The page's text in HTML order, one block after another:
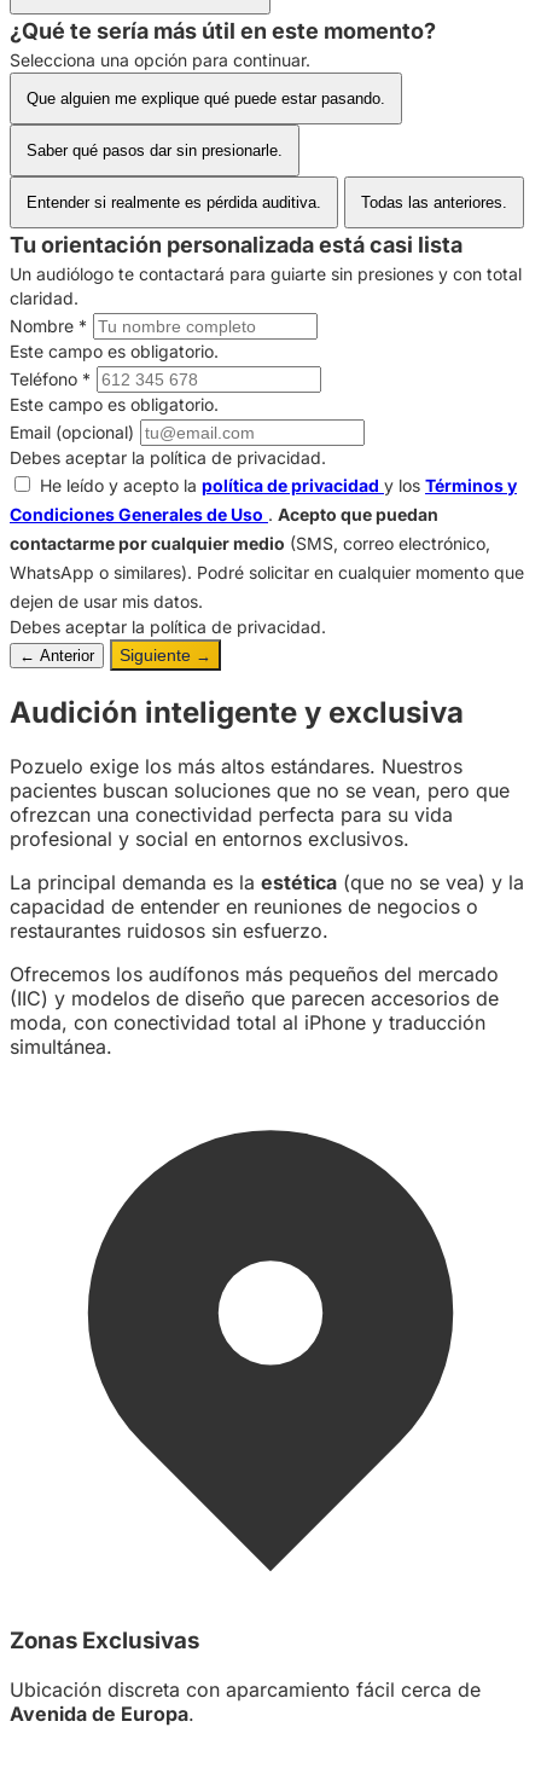
¿Qué te sería más útil en este momento?
Selecciona una opción para continuar.
Que alguien me explique qué puede estar pasando.
Saber qué pasos dar sin presionarle.
Entender si realmente es pérdida auditiva. Todas las anteriores.
Tu orientación personalizada está casi lista
Un audiólogo te contactará para guiarte sin presiones y con total
claridad.
Nombre *
Este campo es obligatorio.
Teléfono *
Este campo es obligatorio.
Email (opcional)
Debes aceptar la política de privacidad.
He leído y acepto la política de privacidad y los Términos y
Condiciones Generales de Uso . Acepto que puedan
contactarme por cualquier medio (SMS, correo electrónico,
WhatsApp o similares). Podré solicitar en cualquier momento que
dejen de usar mis datos.
Debes aceptar la política de privacidad.
← Anterior Siguiente →
Audición inteligente y exclusiva
Pozuelo exige los más altos estándares. Nuestros
pacientes buscan soluciones que no se vean, pero que
ofrezcan una conectividad perfecta para su vida
profesional y social en entornos exclusivos.
La principal demanda es la estética (que no se vea) y la
capacidad de entender en reuniones de negocios o
restaurantes ruidosos sin esfuerzo.
Ofrecemos los audífonos más pequeños del mercado
(IIC) y modelos de diseño que parecen accesorios de
moda, con conectividad total al iPhone y traducción
simultánea.
Zonas Exclusivas
Ubicación discreta con aparcamiento fácil cerca de
Avenida de Europa.